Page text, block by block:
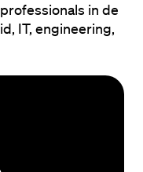
in de
IT, engineering,